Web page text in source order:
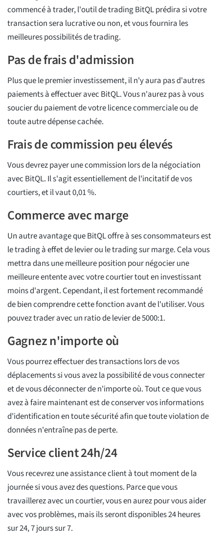
commencé à trader, l'outil de trading BitQL prédira si votre
transaction sera lucrative ou non, et vous fournira les
meilleures possibilités de trading.
Pas de frais d'admission
Plus que le premier investissement, il n'y aura pas d'autres
paiements à effectuer avec BitQL. Vous n'aurez pas à vous
soucier du paiement de votre licence commerciale ou de
toute autre dépense cachée.
Frais de commission peu élevés
Vous devrez payer une commission lors de la négociation
avec BitQL. Il s'agit essentiellement de l'incitatif de vos
courtiers, et il vaut 0,01 %.
Commerce avec marge
Un autre avantage que BitQL offre à ses consommateurs est
le trading à effet de levier ou le trading sur marge. Cela vous
mettra dans une meilleure position pour négocier une
meilleure entente avec votre courtier tout en investissant
moins d'argent. Cependant, il est fortement recommandé
de bien comprendre cette fonction avant de l'utiliser. Vous
pouvez trader avec un ratio de levier de 5000:1.
Gagnez n'importe où
Vous pourrez effectuer des transactions lors de vos
déplacements si vous avez la possibilité de vous connecter
et de vous déconnecter de n'importe où. Tout ce que vous
avez à faire maintenant est de conserver vos informations
d'identification en toute sécurité afin que toute violation de
données n'entraîne pas de perte.
Service client 24h/24
Vous recevrez une assistance client à tout moment de la
journée si vous avez des questions. Parce que vous
travaillerez avec un courtier, vous en aurez pour vous aider
avec vos problèmes, mais ils seront disponibles 24 heures
sur 24, 7 jours sur 7.